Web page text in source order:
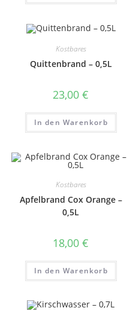
Kostbares
Quittenbrand – 0,5L
23,00€
In den Warenkorb
Kostbares
Apfelbrand Cox Orange –
0,5L
18,00€
In den Warenkorb